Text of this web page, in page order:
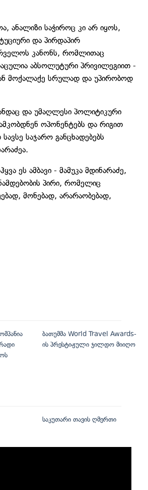
ანალიზი საჭიროც კი არ იყოს,
და პირდაპირ
კანონს, რომლითაც
აბსოლუტური პრივილეგიით -
მოქალაქე სრულად და უპირობოდ
და უმაღლესი პოლიტიკური
ოპონენტებს და რიგით
საჯარო განცხადებებს
ეს ამბავი - მამუკა მდინარაძე,
პირი, რომელიც
მონებად, არარაობებად,
ბათუმმა World Travel Awards-
ის პრესტიჟული ჯილდო მიიღო
საკუთარი თავის ღმერთი